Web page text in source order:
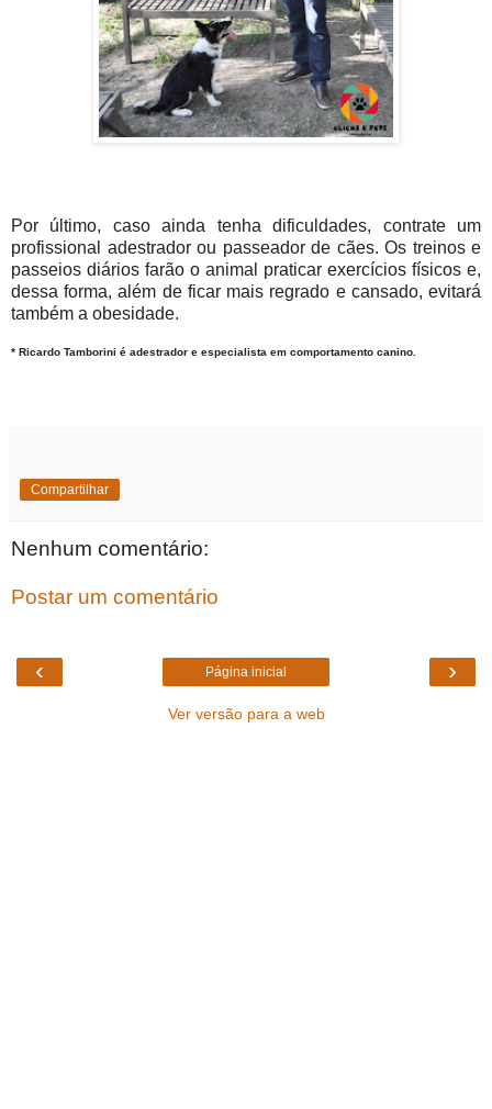
Por último, caso ainda tenha dificuldades, contrate um
profissional adestrador ou passeador de cães. Os treinos e
passeios diários farão o animal praticar exercícios físicos e,
dessa forma, além de ficar mais regrado e cansado, evitará
também a obesidade.
* Ricardo Tamborini é adestrador e especialista em comportamento canino.
Compartilhar
Nenhum comentário:
Postar um comentário
‹ ›
Página inicial
Ver versão para a web